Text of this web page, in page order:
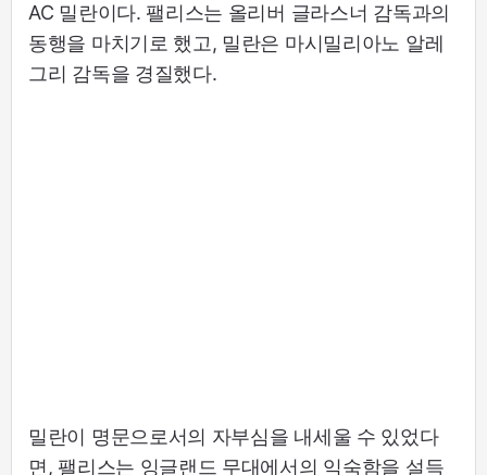
AC 밀란이다. 팰리스는 올리버 글라스너 감독과의
동행을 마치기로 했고, 밀란은 마시밀리아노 알레
그리 감독을 경질했다.
밀란이 명문으로서의 자부심을 내세울 수 있었다
면, 팰리스는 잉글랜드 무대에서의 익숙함을 설득